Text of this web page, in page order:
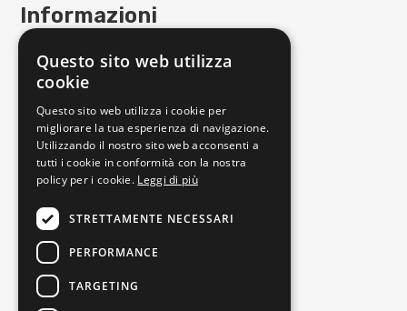
Informazioni
Punto Vendita
Cookie policy
Termini e condizioni
Richiedi reso
Orari di apertura
Lunedì
16:00-19:30
Martedì
09:30-13:00 | 16:00-19:30
Questo sito web utilizza
cookie
Questo sito web utilizza i cookie per
migliorare la tua esperienza di navigazione.
Utilizzando il nostro sito web acconsenti a
tutti i cookie in conformità con la nostra
policy per i cookie. Leggi di più
STRETTAMENTE NECESSARI
PERFORMANCE
TARGETING